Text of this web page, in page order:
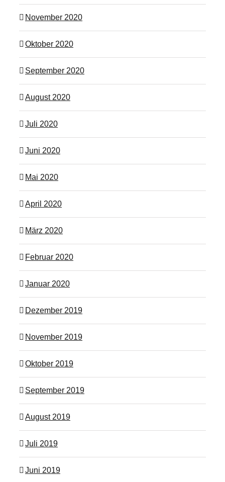
November 2020
Oktober 2020
September 2020
August 2020
Juli 2020
Juni 2020
Mai 2020
April 2020
März 2020
Februar 2020
Januar 2020
Dezember 2019
November 2019
Oktober 2019
September 2019
August 2019
Juli 2019
Juni 2019